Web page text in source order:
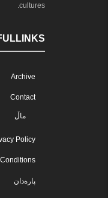
cultures.
Archive
Contact
ماڵ
Policy
پارەدان